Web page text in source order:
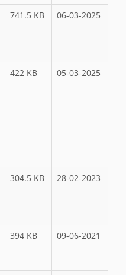
741.5 KB 06-03-2025
422 KB 05-03-2025
304.5 KB 28-02-2023
394 KB 09-06-2021